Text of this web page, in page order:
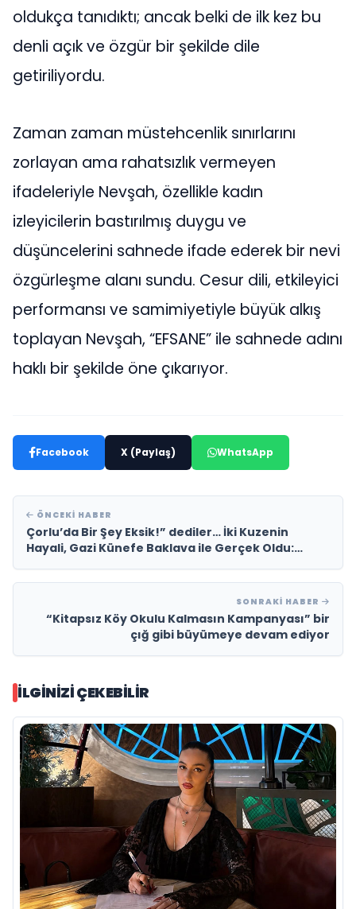
oldukça tanıdıktı; ancak belki de ilk kez bu
denli açık ve özgür bir şekilde dile
getiriliyordu.
Zaman zaman müstehcenlik sınırlarını
zorlayan ama rahatsızlık vermeyen
ifadeleriyle Nevşah, özellikle kadın
izleyicilerin bastırılmış duygu ve
düşüncelerini sahnede ifade ederek bir nevi
özgürleşme alanı sundu. Cesur dili, etkileyici
performansı ve samimiyetiyle büyük alkış
toplayan Nevşah, “EFSANE” ile sahnede adını
haklı bir şekilde öne çıkarıyor.
Facebook X (Paylaş) WhatsApp
ÖNCEKI HABER
Çorlu’da Bir Şey Eksik!” dediler… İki Kuzenin
Hayali, Gazi Künefe Baklava ile Gerçek Oldu:
SONRAKI HABER
“Kitapsız Köy Okulu Kalmasın Kampanyası” bir
çığ gibi büyümeye devam ediyor
İLGINIZI ÇEKEBILIR